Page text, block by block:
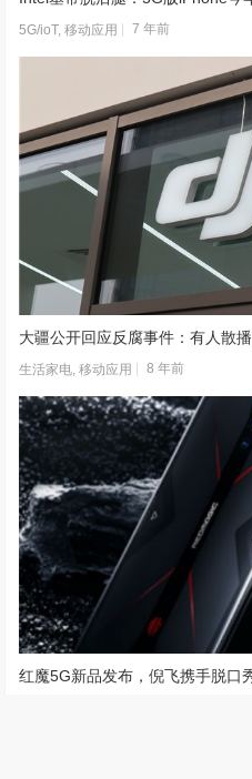
5G/ioT,移动应用 7 年前
大疆公开回应反腐事件：有人散
生活家电 ,移动应用 8 年前